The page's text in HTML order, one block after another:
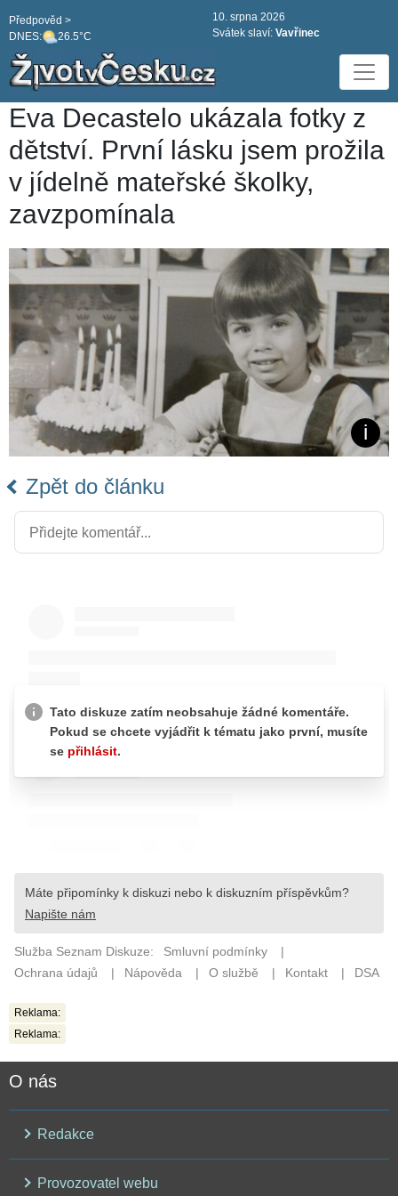
DNES: 26.5°C
Předpověd >
10. srpna 2026
Svátek slaví: Vavřinec
Eva Decastelo ukázala fotky z
dětství. První lásku jsem prožila
v jídelně mateřské školky,
zavzpomínala
Zpět do článku
Reklama:
Reklama:
O nás
Redakce
Provozovatel webu